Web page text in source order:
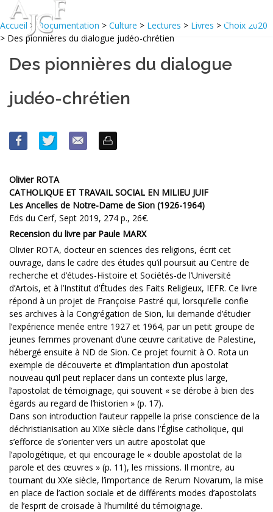
Accueil >Documentation > Culture > Lectures > Livres > Choix 2020
> Des pionnières du dialogue judéo-chrétien
Des pionnières du dialogue
judéo-chrétien
Olivier ROTA
CATHOLIQUE ET TRAVAIL SOCIAL EN MILIEU JUIF
Les Ancelles de Notre-Dame de Sion (1926-1964)
Eds du Cerf, Sept 2019, 274 p., 26€.
Recension du livre par Paule MARX
Olivier ROTA, docteur en sciences des religions, écrit cet
ouvrage, dans le cadre des études qu’il poursuit au Centre de
recherche et d’études-Histoire et Sociétés-de l’Université
d’Artois, et à l’Institut d’Études des Faits Religieux, IEFR. Ce livre
répond à un projet de Françoise Pastré qui, lorsqu’elle confie
ses archives à la Congrégation de Sion, lui demande d’étudier
l’expérience menée entre 1927 et 1964, par un petit groupe de
jeunes femmes provenant d’une œuvre caritative de Palestine,
hébergé ensuite à ND de Sion. Ce projet fournit à O. Rota un
exemple de découverte et d’implantation d’un apostolat
nouveau qu’il peut replacer dans un contexte plus large,
l’apostolat de témoignage, qui souvent « se dérobe à bien des
égards au regard de l’historien » (p. 17).
Dans son introduction l’auteur rappelle la prise conscience de la
déchristianisation au XIXe siècle dans l’Église catholique, qui
s’efforce de s’orienter vers un autre apostolat que
l’apologétique, et qui encourage le « double apostolat de la
parole et des œuvres » (p. 11), les missions. Il montre, au
tournant du XXe siècle, l’importance de Rerum Novarum, la mise
en place de l’action sociale et de différents modes d’apostolats
de l’esprit de croisade à l’humilité du témoignage.